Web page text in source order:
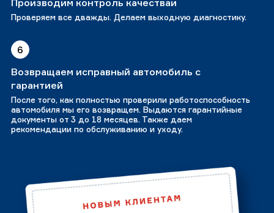
Производим контроль качестваи
Проверяем все дважды. Делаем выходную диагностику.
6
Возвращаем исправный автомобиль с
гарантией
После того, как полностью проверили работоспособность
автомобиля мы его возвращем. Выдаются гарантийные
документы от 3 до 18 месяцев. Также даем
рекомендации по обслуживанию и уходу.